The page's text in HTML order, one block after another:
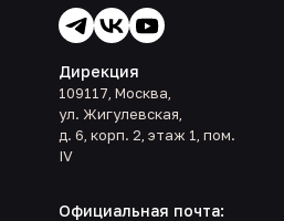
Дирекция
109117, Москва,
ул. Жигулевская,
д. 6, корп. 2, этаж 1, пом.
IV
Официальная почта: